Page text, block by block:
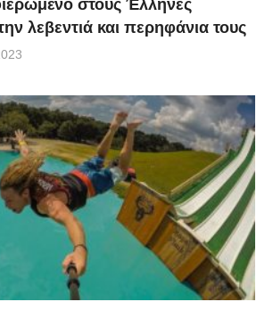
στους Έλληνες
λεβεντιά και περηφάνια τους